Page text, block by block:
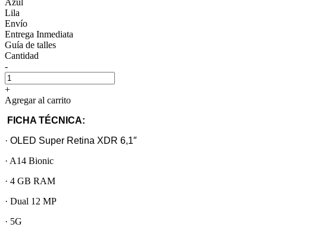
Lila
Envío
Entrega Inmediata
Guía de talles
Cantidad
-
+
Agregar al carrito
FICHA TÉCNICA:
· OLED Super Retina XDR 6,1″
· A14 Bionic
· 4 GB RAM
· Dual 12 MP
· 5G